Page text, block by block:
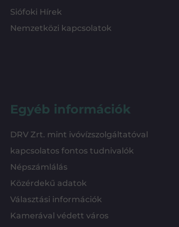
Siófoki Hírek
Nemzetközi kapcsolatok
Egyéb információk
DRV Zrt. mint ivóvízszolgáltatóval
kapcsolatos fontos tudnivalók
Népszámlálás
Közérdekű adatok
Választási információk
Kamerával védett város